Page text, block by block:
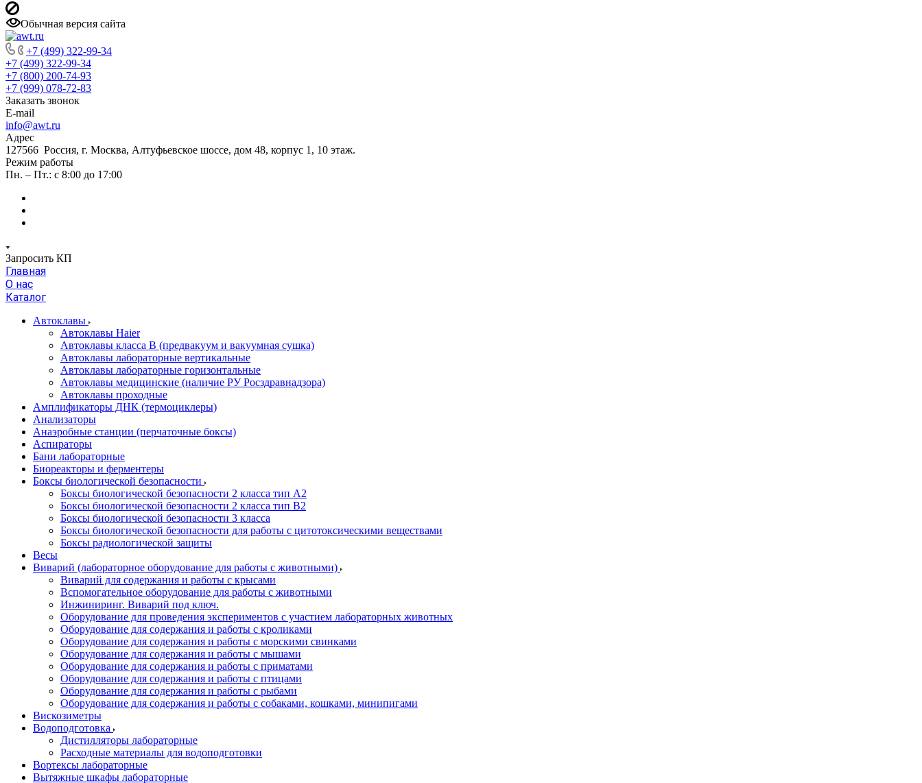
Обычная версия сайта
+7 (499) 322-99-34
+7 (499) 322-99-34
+7 (800) 200-74-93
+7 (999) 078-72-83
Заказать звонок
E-mail
info@awt.ru
Адрес
127566 Россия, г. Москва, Алтуфьевское шоссе, дом 48, корпус 1, 10 этаж.
Режим работы
Пн. – Пт.: с 8:00 до 17:00
Запросить КП
Главная
О нас
Каталог
Автоклавы
Автоклавы Haier
Автоклавы класса B (предвакуум и вакуумная сушка)
Автоклавы лабораторные вертикальные
Автоклавы лабораторные горизонтальные
Автоклавы медицинские (наличие РУ Росздравнадзора)
Автоклавы проходные
Амплификаторы ДНК (термоциклеры)
Анализаторы
Анаэробные станции (перчаточные боксы)
Аспираторы
Бани лабораторные
Биореакторы и ферментеры
Боксы биологической безопасности
Боксы биологической безопасности 2 класса тип A2
Боксы биологической безопасности 2 класса тип B2
Боксы биологической безопасности 3 класса
Боксы биологической безопасности для работы с цитотоксическими веществами
Боксы радиологической защиты
Весы
Виварий (лабораторное оборудование для работы с животными)
Виварий для содержания и работы с крысами
Вспомогательное оборудование для работы с животными
Инжиниринг. Виварий под ключ.
Оборудование для проведения экспериментов с участием лабораторных животных
Оборудование для содержания и работы с кроликами
Оборудование для содержания и работы с морскими свинками
Оборудование для содержания и работы с мышами
Оборудование для содержания и работы с приматами
Оборудование для содержания и работы с птицами
Оборудование для содержания и работы с рыбами
Оборудование для содержания и работы с собаками, кошками, минипигами
Вискозиметры
Водоподготовка
Дистилляторы лабораторные
Расходные материалы для водоподготовки
Вортексы лабораторные
Вытяжные шкафы лабораторные